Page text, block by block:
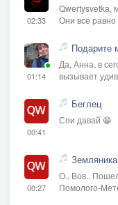
02:33
Qwertysvetka,
Они все
01:14
Подарите
Да, Анна, в
вызывает
00:41
Беглец
Спи давай 😁
00:27
Земляника
О.. Вов..
Помолого-